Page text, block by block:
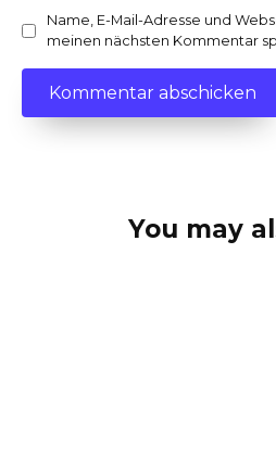
Name, E-Mail-Adresse und
meinen nächsten Kommentar
You may